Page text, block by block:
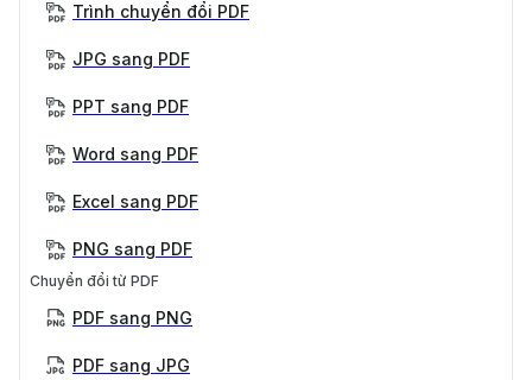
Trình chuyển đổi PDF
JPG sang PDF
PPT sang PDF
Word sang PDF
Excel sang PDF
PNG sang PDF
Chuyển đổi từ PDF
PDF sang PNG
PDF sang JPG